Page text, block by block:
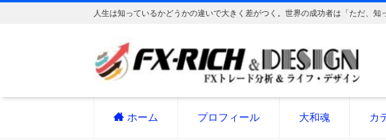
人生は知っているかどうかの違いで大きく差がつく。世界の成功者は「ただ、知
ホーム プロフィール 大和魂 カ